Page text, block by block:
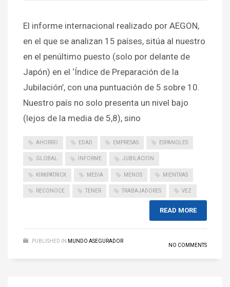
El informe internacional realizado por AEGON,
en el que se analizan 15 países, sitúa al nuestro
en el penúltimo puesto (solo por delante de
Japón) en el ‘Índice de Preparación de la
Jubilación’, con una puntuación de 5 sobre 10.
Nuestro país no solo presenta un nivel bajo
(lejos de la media de 5,8), sino
AHORRO EDAD EMPRESAS ESPANOLES
GLOBAL INFORME JUBILACION
KIRKPATRICK MEDIA MENOS MIENTRAS
RECONOCE TENER TRABAJADORES VEZ
READ MORE
PUBLISHED IN MUNDO ASEGURADOR
NO COMMENTS